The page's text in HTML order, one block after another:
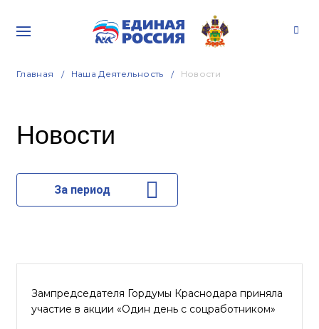
Главная Наша Деятельность Новости
Новости
За период
Зампредседателя Гордумы Краснодара приняла
участие в акции «Один день с соцработником»